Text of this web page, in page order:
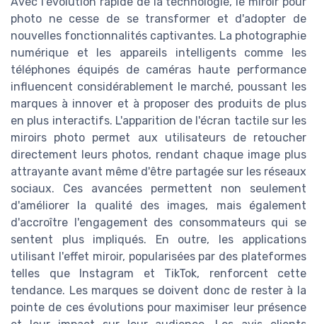
photo ne cesse de se transformer et d'adopter de
nouvelles fonctionnalités captivantes. La photographie
numérique et les appareils intelligents comme les
téléphones équipés de caméras haute performance
influencent considérablement le marché, poussant les
marques à innover et à proposer des produits de plus
en plus interactifs. L'apparition de l'écran tactile sur les
miroirs photo permet aux utilisateurs de retoucher
directement leurs photos, rendant chaque image plus
attrayante avant même d'être partagée sur les réseaux
sociaux. Ces avancées permettent non seulement
d'améliorer la qualité des images, mais également
d'accroître l'engagement des consommateurs qui se
sentent plus impliqués. En outre, les applications
utilisant l'effet miroir, popularisées par des plateformes
telles que Instagram et TikTok, renforcent cette
tendance. Les marques se doivent donc de rester à la
pointe de ces évolutions pour maximiser leur présence